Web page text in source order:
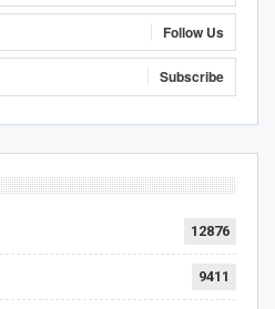
Follow Us
Subscribe
12876
9411